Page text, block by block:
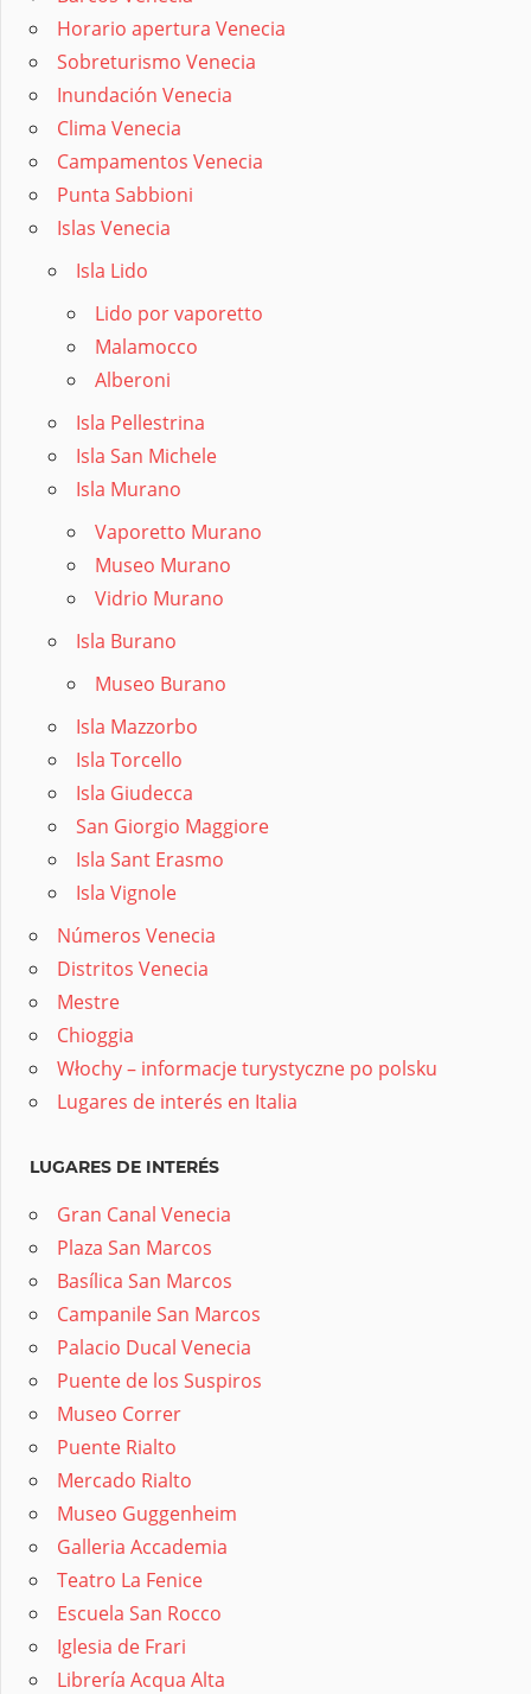
Horario apertura Venecia
Sobreturismo Venecia
Inundación Venecia
Clima Venecia
Campamentos Venecia
Punta Sabbioni
Islas Venecia
Isla Lido
Lido por vaporetto
Malamocco
Alberoni
Isla Pellestrina
Isla San Michele
Isla Murano
Vaporetto Murano
Museo Murano
Vidrio Murano
Isla Burano
Museo Burano
Isla Mazzorbo
Isla Torcello
Isla Giudecca
San Giorgio Maggiore
Isla Sant Erasmo
Isla Vignole
Números Venecia
Distritos Venecia
Mestre
Chioggia
Włochy – informacje turystyczne po polsku
Lugares de interés en Italia
LUGARES DE INTERÉS
Gran Canal Venecia
Plaza San Marcos
Basílica San Marcos
Campanile San Marcos
Palacio Ducal Venecia
Puente de los Suspiros
Museo Correr
Puente Rialto
Mercado Rialto
Museo Guggenheim
Galleria Accademia
Teatro La Fenice
Escuela San Rocco
Iglesia de Frari
Librería Acqua Alta